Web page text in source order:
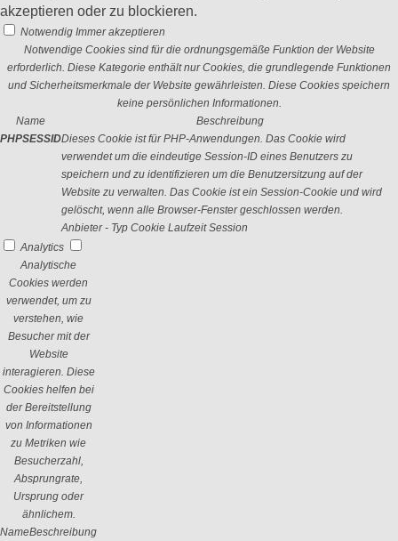
akzeptieren oder zu blockieren.
Notwendig Immer akzeptieren
Notwendige Cookies sind für die ordnungsgemäße Funktion der Website
erforderlich. Diese Kategorie enthält nur Cookies, die grundlegende Funktionen
und Sicherheitsmerkmale der Website gewährleisten. Diese Cookies speichern
keine persönlichen Informationen.
Name
Beschreibung
PHPSESSIDDieses Cookie ist für PHP-Anwendungen. Das Cookie wird
verwendet um die eindeutige Session-ID eines Benutzers zu
speichern und zu identifizieren um die Benutzersitzung auf der
Website zu verwalten. Das Cookie ist ein Session-Cookie und wird
gelöscht, wenn alle Browser-Fenster geschlossen werden.
Anbieter - Typ Cookie Laufzeit Session
Analytics
Analytische
Cookies werden
verwendet, um zu
verstehen, wie
Besucher mit der
Website
interagieren. Diese
Cookies helfen bei
der Bereitstellung
von Informationen
zu Metriken wie
Besucherzahl,
Absprungrate,
Ursprung oder
ähnlichem.
NameBeschreibung